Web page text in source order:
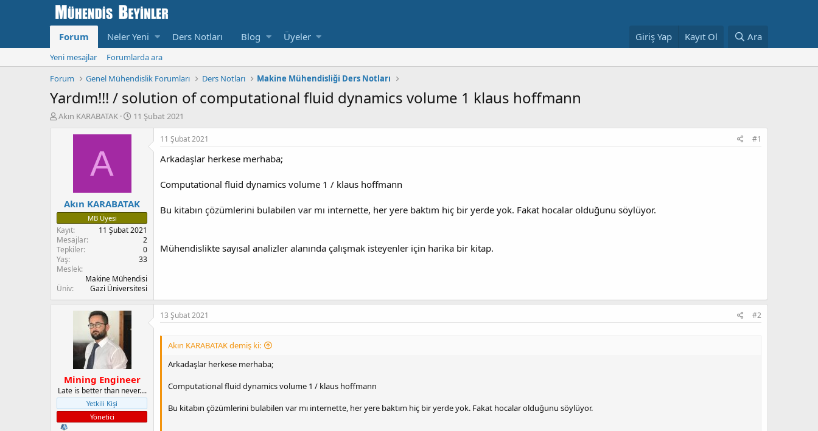
Forum Neler Yeni Ders Notları Blog Üyeler Giriş Yap Kayıt Ol Ara
Yeni mesajlar
Forumlarda ara
Forum
Genel Mühendislik Forumları Ders Notları Makine Mühendisliği Ders Notları
Yardım!!! / solution of computational fluid dynamics volume 1 klaus hoffmann
K
l
a
t
a
n
Akın KARABATAK
B
ç
T
a
r
11 Şubat 2021
A
Akın KARABATAK
MB Üyesi
Kayıt
11 Şubat 2021
Mesajlar
2
Tepkiler
0
Yaş
33
Meslek
Makine Mühendisi
Üniv
Gazi Üniversitesi
11 Şubat 2021 #1
Arkadaşlar herkese merhaba;
Computational fluid dynamics volume 1 / klaus hoffmann
Bu kitabın çözümlerini bulabilen var mı internette, her yere baktım hiç bir yerde yok. Fakat hocalar olduğunu söylüyor.
Mühendislikte sayısal analizler alanında çalışmak isteyenler için harika bir kitap.
Mining Engineer
Late is better than never....
Yetkili Kişi
Yönetici
13 Şubat 2021 #2
Akın KARABATAK demiş ki:
Arkadaşlar herkese merhaba;
Computational fluid dynamics volume 1 / klaus hoffmann
Bu kitabın çözümlerini bulabilen var mı internette, her yere baktım hiç bir yerde yok. Fakat hocalar olduğunu söylüyor.